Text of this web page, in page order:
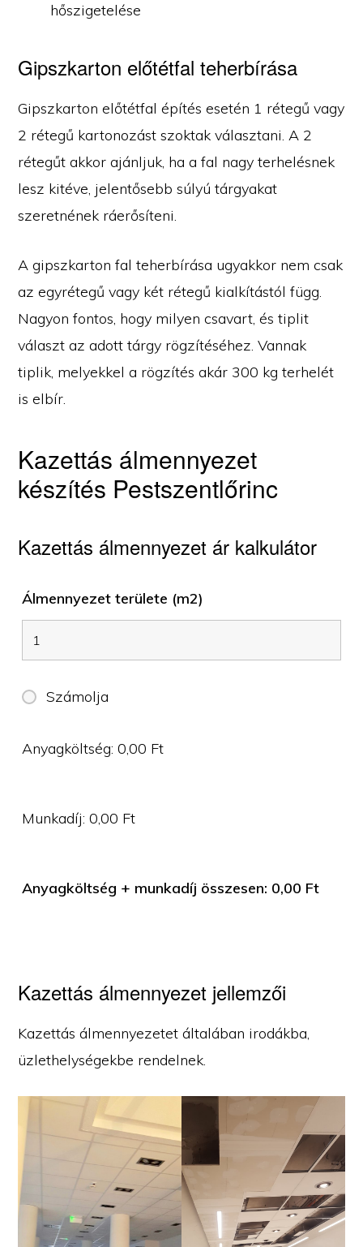
hőszigetelése
Gipszkarton előtétfal teherbírása
Gipszkarton előtétfal építés esetén 1 rétegű vagy
2 rétegű kartonozást szoktak választani. A 2
rétegűt akkor ajánljuk, ha a fal nagy terhelésnek
lesz kitéve, jelentősebb súlyú tárgyakat
szeretnének ráerősíteni.
A gipszkarton fal teherbírása ugyakkor nem csak
az egyrétegű vagy két rétegű kialkítástól függ.
Nagyon fontos, hogy milyen csavart, és tiplit
választ az adott tárgy rögzítéséhez. Vannak
tiplik, melyekkel a rögzítés akár 300 kg terhelét
is elbír.
Kazettás álmennyezet
készítés Pestszentlőrinc
Kazettás álmennyezet ár kalkulátor
Álmennyezet területe (m2)
Számolja
Anyagköltség:0,00 Ft
Munkadíj:0,00 Ft
Anyagköltség + munkadíj összesen: 0,00 Ft
Kazettás álmennyezet jellemzői
Kazettás álmennyezetet általában irodákba,
üzlethelységekbe rendelnek.